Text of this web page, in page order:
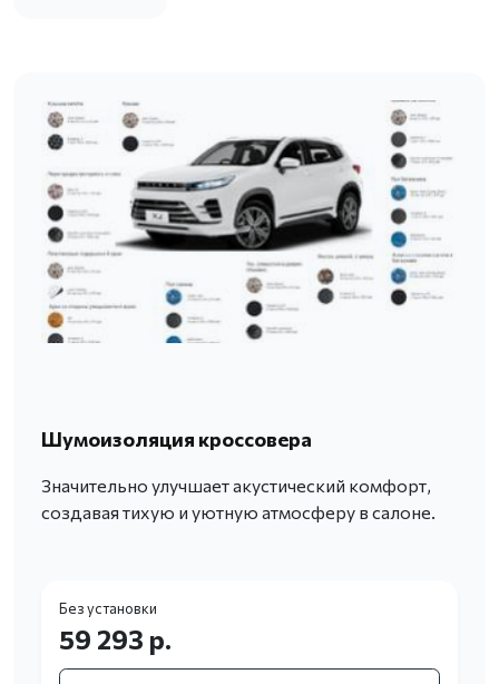
Шумоизоляция кроссовера
Значительно улучшает акустический комфорт,
создавая тихую и уютную атмосферу в салоне.
Без установки
59 293 р.